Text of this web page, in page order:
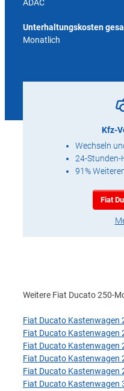
ADAC
Unterhaltungskosten
Monatlich
Kfz-
Wechseln
24-Stunden-
91%
Fiat
Weitere Fiat Ducato 250-
Fiat Ducato Kastenwagen
Fiat Ducato Kastenwagen
Fiat Ducato Kastenwagen
Fiat Ducato Kastenwagen
Fiat Ducato Kastenwagen
Fiat Ducato Kastenwagen